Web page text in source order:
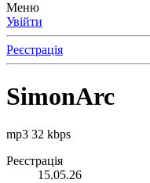
Меню
Увійти
Реєстрація
SimonArc
mp3 32 kbps
Реєстрація
15.05.26